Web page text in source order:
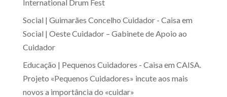
International Drum Fest
Social | Guimarães Concelho Cuidador - Caisa em
Social | Oeste Cuidador – Gabinete de Apoio ao
Cuidador
Educação | Pequenos Cuidadores - Caisa em CAISA.
Projeto «Pequenos Cuidadores» incute aos mais
novos a importância do «cuidar»